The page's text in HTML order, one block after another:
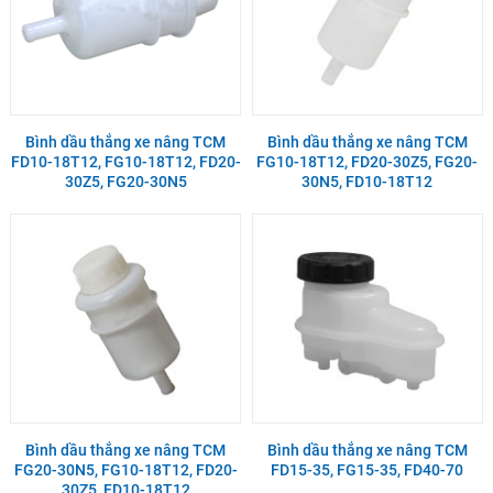
Bình dầu thắng xe nâng TCM
FD10-18T12, FG10-18T12, FD20-
30Z5, FG20-30N5
Bình dầu thắng xe nâng TCM
FG10-18T12, FD20-30Z5, FG20-
30N5, FD10-18T12
Bình dầu thắng xe nâng TCM
FG20-30N5, FG10-18T12, FD20-
Bình dầu thắng xe nâng TCM
FD15-35, FG15-35, FD40-70